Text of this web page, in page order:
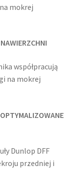
mokrej
współpracują
na mokrej
Dunlop DFF
przedniej i